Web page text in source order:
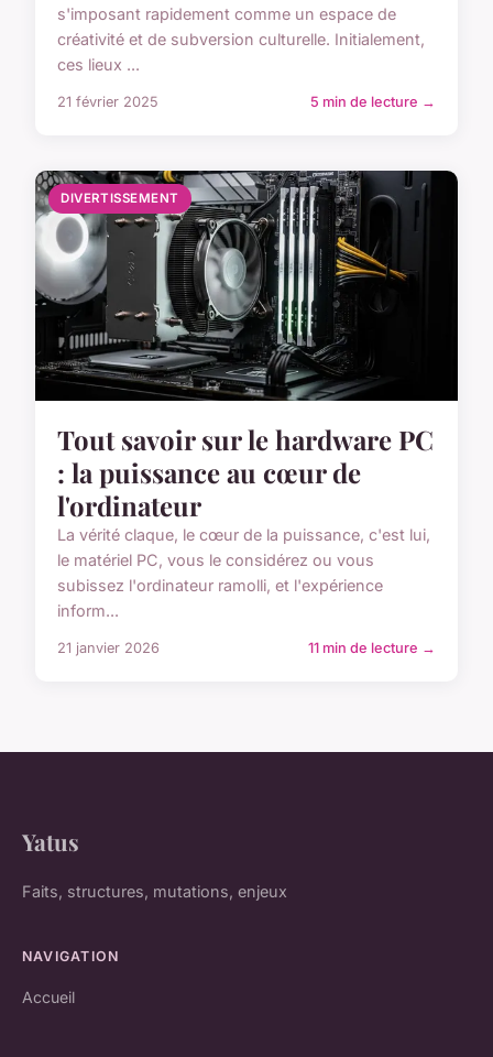
s'imposant rapidement comme un espace de
créativité et de subversion culturelle. Initialement,
ces lieux ...
21 février 2025 5 min de lecture →
DIVERTISSEMENT
Tout savoir sur le hardware PC
: la puissance au cœur de
l'ordinateur
La vérité claque, le cœur de la puissance, c'est lui,
le matériel PC, vous le considérez ou vous
subissez l'ordinateur ramolli, et l'expérience
inform...
21 janvier 2026 11 min de lecture →
Yatus
Faits, structures, mutations, enjeux
NAVIGATION
Accueil